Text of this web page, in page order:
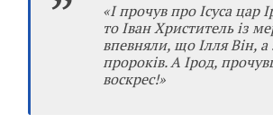
«І прочув про Ісуса цар
то Іван Христитель із
впевняли, що Ілля Він,
пророків. А Ірод,
воскрес!»